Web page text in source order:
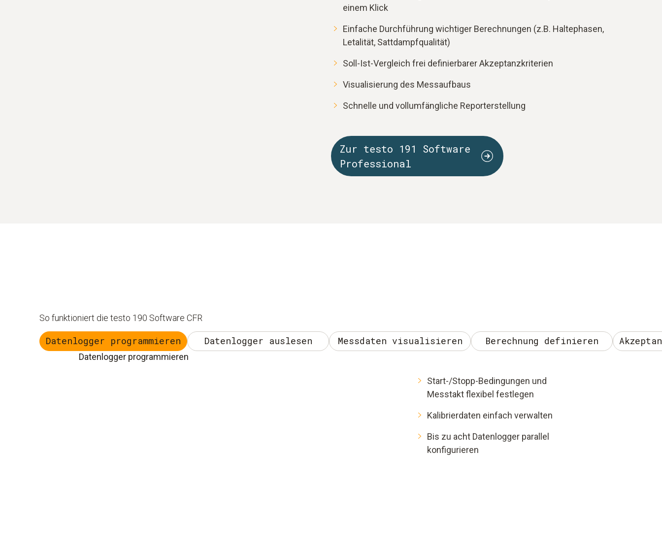
einem Klick
Einfache Durchführung wichtiger Berechnungen (z.B. Haltephasen,
Letalität, Sattdampfqualität)
Soll-Ist-Vergleich frei definierbarer Akzeptanzkriterien
Visualisierung des Messaufbaus
Schnelle und vollumfängliche Reporterstellung
Zur testo 191 Software
Professional
So funktioniert die testo 190 Software CFR
Datenlogger programmieren Datenlogger auslesen Messdaten visualisieren Berechnung definieren
Datenlogger programmieren
Start-/Stopp-Bedingungen und
Messtakt flexibel festlegen
Kalibrierdaten einfach verwalten
Bis zu acht Datenlogger parallel
konfigurieren